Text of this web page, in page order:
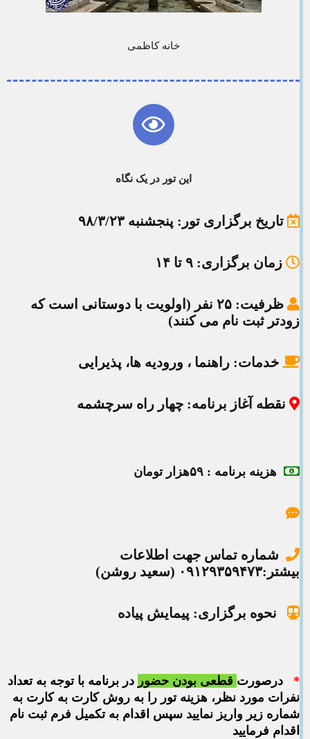
خانه کاظمی
این تور در یک نگاه
تاریخ برگزاری تور : پنجشنبه ۹۸/۳/۲۳
زمان برگزاری: ۹ تا ۱۴
ظرفیت
: ۲۵ نفر (اولویت با دوستانی است که
زودتر ثبت نام می کنند)
خدمات: راهنما ، ورودیه ها، پذیرایی
نقطه آغاز برنامه: چهار راه سرچشمه
هزینه برنامه : ۵۹هزار تومان
شماره تماس جهت اطلاعات
بیشتر:۰۹۱۲۹۳۵۹۴۷۳ (سعید روشن)
نحوه برگزاری: پیمایش پیاده
* درصورت قطعی بودن حضور در برنامه با توجه به تعداد
نفرات مورد نظر، هزینه تور را به روش کارت به کارت به
شماره زیر واریز نمایید سپس اقدام به تکمیل فرم ثبت نام
اقدام فرمایید